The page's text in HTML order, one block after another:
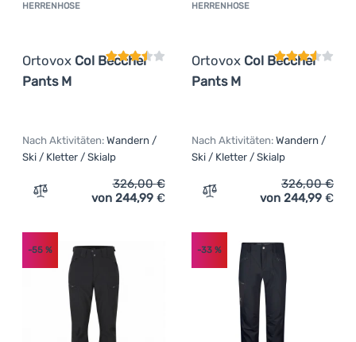
HERRENHOSE
Ortovox Col Becchei
Pants M
Kundenbewertung
Nach Aktivitäten: Wandern /
Ski / Kletter / Skialp
Zum Vergleich 'Herrenhose Ortovox Col Becchei Pants
326,00€
von 244,99 €
HERRENHOSE
Ortovox Col Becchei
Pants M
Nach Aktivitäten: Wandern /
Ski / Kletter / Skialp
Zum Vergleich
326,00€
von 244,99 €
-55 % -33%